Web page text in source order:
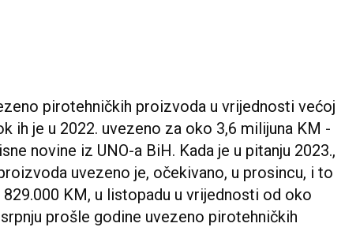
pirotehničkih proizvoda u vrijednosti većoj
ih je u 2022. uvezeno za oko 3,6 milijuna KM -
novine iz UNO-a BiH. Kada je u pitanju 2023.,
uvezeno je, očekivano, u prosincu, i to
KM, u listopadu u vrijednosti od oko
prošle godine uvezeno pirotehničkih